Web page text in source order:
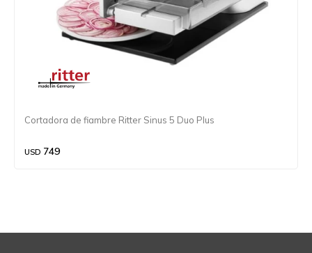
Cortadora de fiambre Ritter Sinus 5 Duo Plus
USD 749